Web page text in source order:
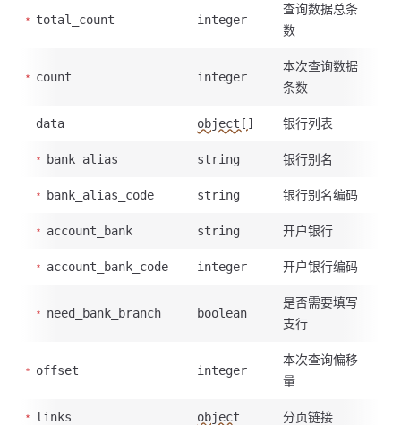
total_count integer
查询数据总条
数
count integer
本次查询数据
条数
data object[] 银行列表
bank_alias string 银行别名
bank_alias_code string 银行别名编码
account_bank string 开户银行
account_bank_code integer 开户银行编码
need_bank_branch boolean
是否需要填写
支行
offset integer
本次查询偏移
量
links object 分页链接